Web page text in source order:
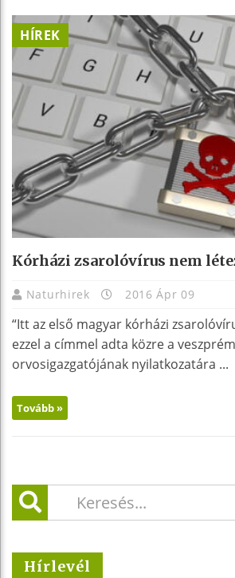
HÍREK
Kórházi zsarolóvírus nem
Naturhirek 2016 Ápr 09
“Itt az első magyar kórházi
ezzel a címmel adta közre a
orvosigazgatójának nyilatkozatára ...
Tovább »
Hírlevél